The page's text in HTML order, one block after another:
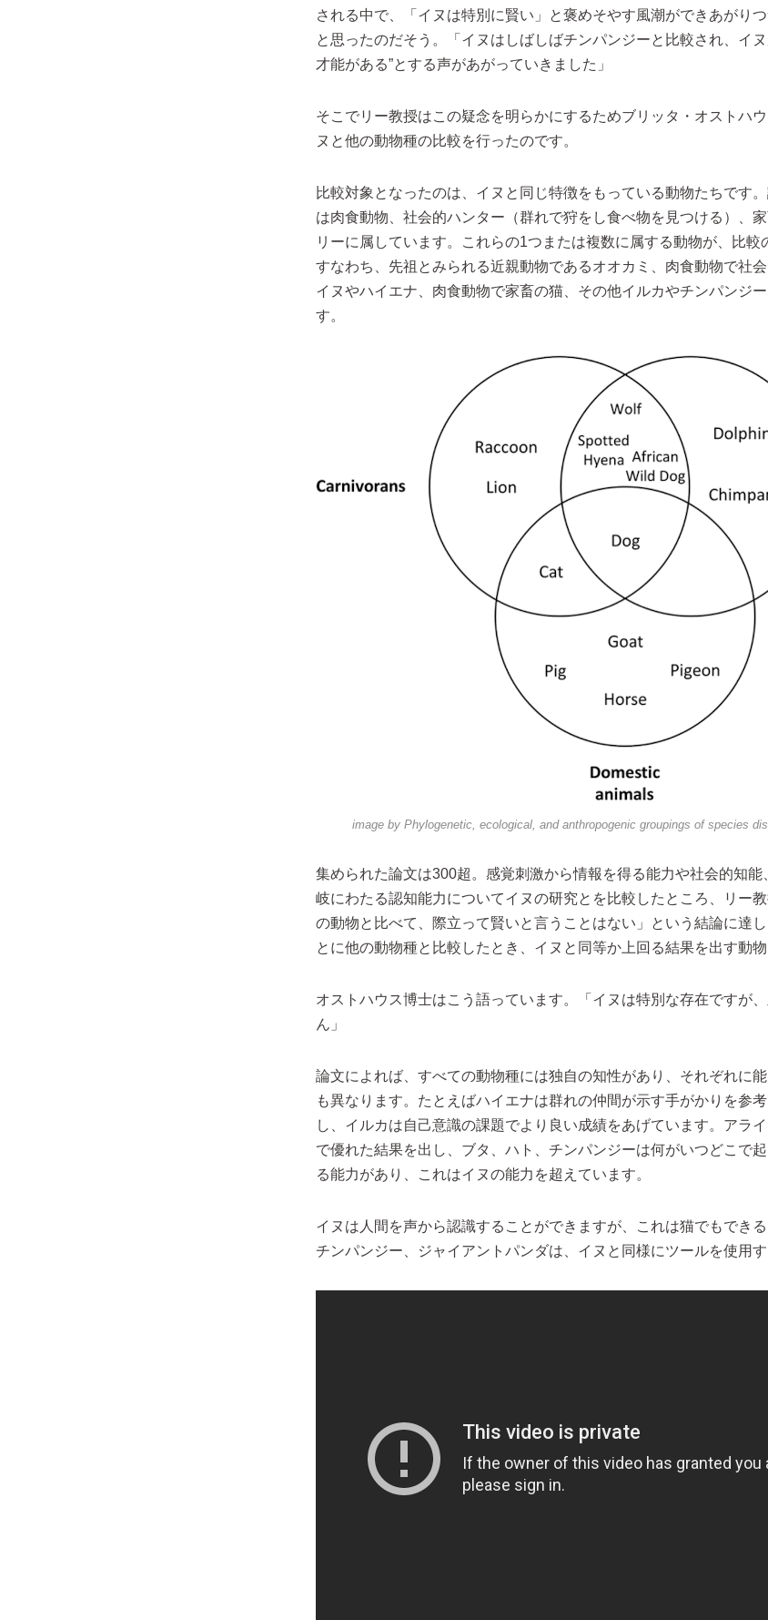
される中で、「イヌは特別に賢い」と褒めそやす風潮ができあがり
と思ったのだそう。「イヌはしばしばチンパンジーと比較され、イ
才能がある”とする声があがっていきました」
そこでリー教授はこの疑念を明らかにするためブリッタ・オストハ
ヌと他の動物種の比較を行ったのです。
比較対象となったのは、イヌと同じ特徴をもっている動物たちです
は肉食動物、社会的ハンター（群れで狩をし食べ物を見つける）、
リーに属しています。これらの1つまたは複数に属する動物が、比較
すなわち、先祖とみられる近親動物であるオオカミ、肉食動物で社
イヌやハイエナ、肉食動物で家畜の猫、その他イルカやチンパンジ
す。
image by Phylogenetic, ecological, and anthropogenic groupings of species
集められた論文は300超。感覚刺激から情報を得る能力や社会的知能
岐にわたる認知能力についてイヌの研究とを比較したところ、リー
の動物と比べて、際立って賢いと言うことはない」という結論に達
とに他の動物種と比較したとき、イヌと同等か上回る結果を出す動物
オストハウス博士はこう語っています。「イヌは特別な存在ですが
ん」
論文によれば、すべての動物種には独自の知性があり、それぞれに
も異なります。たとえばハイエナは群れの仲間が示す手がかりを参
し、イルカは自己意識の課題でより良い成績をあげています。アラ
で優れた結果を出し、ブタ、ハト、チンパンジーは何がいつどこで
る能力があり、これはイヌの能力を超えています。
イヌは人間を声から認識することができますが、これは猫でもできる
チンパンジー、ジャイアントパンダは、イヌと同様にツールを使用す